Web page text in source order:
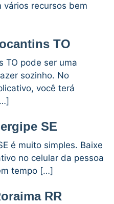
vários recursos bem
TO
TO pode ser uma
sozinho. No
você terá
SE
é muito simples. Baixe
no celular da pessoa
tempo […]
RR